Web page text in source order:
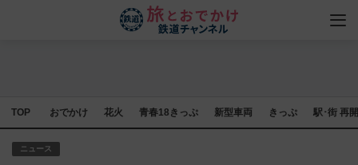
TOP おでかけ 花火 青春18きっぷ 新型車両 きっぷ 駅･街 再
ニュース